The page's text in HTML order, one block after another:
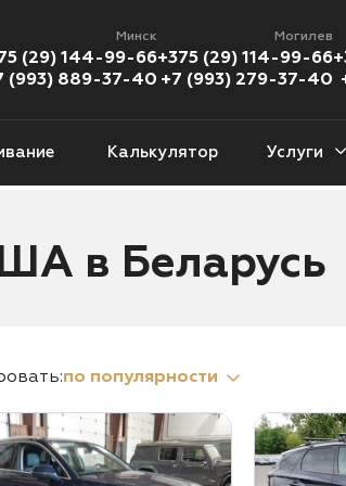
Минск
(29) 144-99-66
(993) 889-37-40
Могилев
+375 (29) 114-99-66
+7 (993) 279-37-40
авто
Кроссоверы
1 226 авто 112
авто
Мотоциклы
383 мото
Калькулятор Услуги
в Беларусь
по популярности